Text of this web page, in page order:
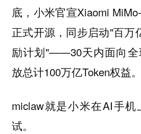
底，小米官宣Xiaomi
正式开源，同步启动"百万
励计划"——30天内面向全
放总计100万亿Token权益。
miclaw就是小米在AI手
试。